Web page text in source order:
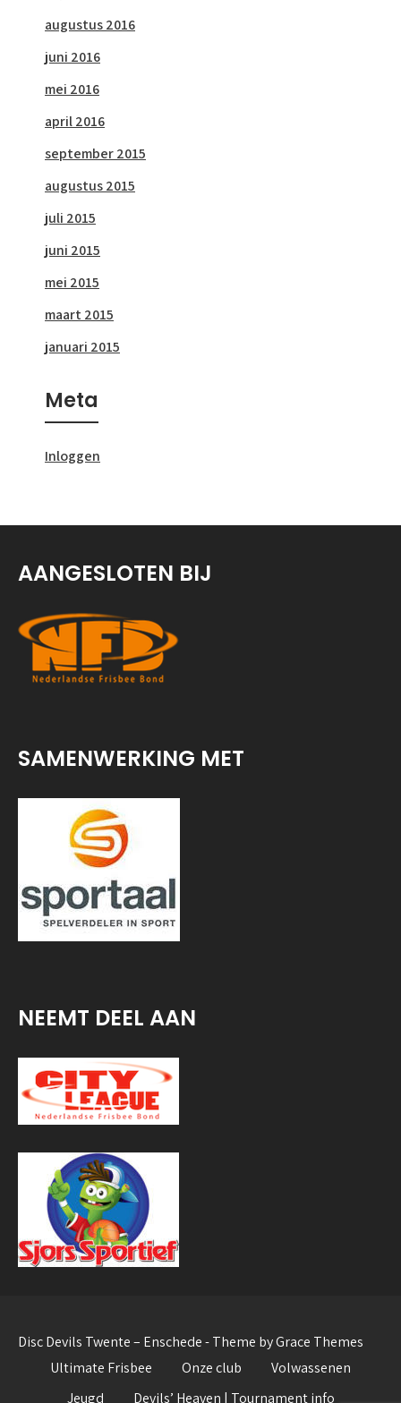
augustus 2016
juni 2016
mei 2016
april 2016
september 2015
augustus 2015
juli 2015
juni 2015
mei 2015
maart 2015
januari 2015
Meta
Inloggen
AANGESLOTEN BIJ
SAMENWERKING MET
NEEMT DEEL AAN
Disc Devils Twente – Enschede - Theme by Grace Themes
Ultimate Frisbee
Onze club
Volwassenen
Jeugd
Devils’ Heaven | Tournament info